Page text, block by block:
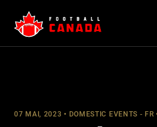
content
07 MAI, 2023 DOMESTIC EVENTS - FR